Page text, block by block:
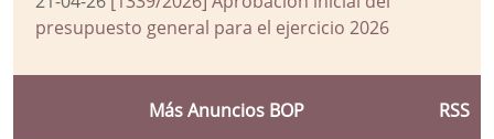
presupuesto general para el ejercicio 2026
Más Anuncios BOP RSS